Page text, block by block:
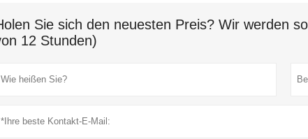
Sie sich den neuesten Preis? Wir werden
12 Stunden)